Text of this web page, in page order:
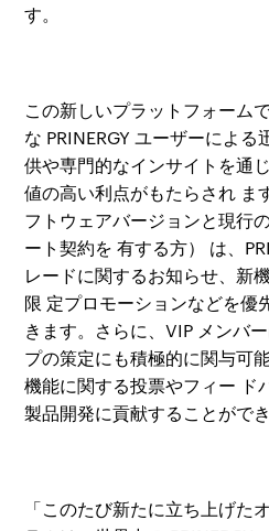
す。
この新しいプラットフォーム
な PRINERGY ユーザーによる
供や専門的なインサイトを通
値の高い利点がもたらされ ま
フトウェアバージョンと現行
ート契約を 有する方） は、
レードに関するお知らせ、新
限 定プロモーションなどを優
きます。さらに、VIP メンバ
プの策定にも積極的に関与可
機能に関する投票やフィー ド
製品開発に貢献することができ
「このたび新たに立ち上げた